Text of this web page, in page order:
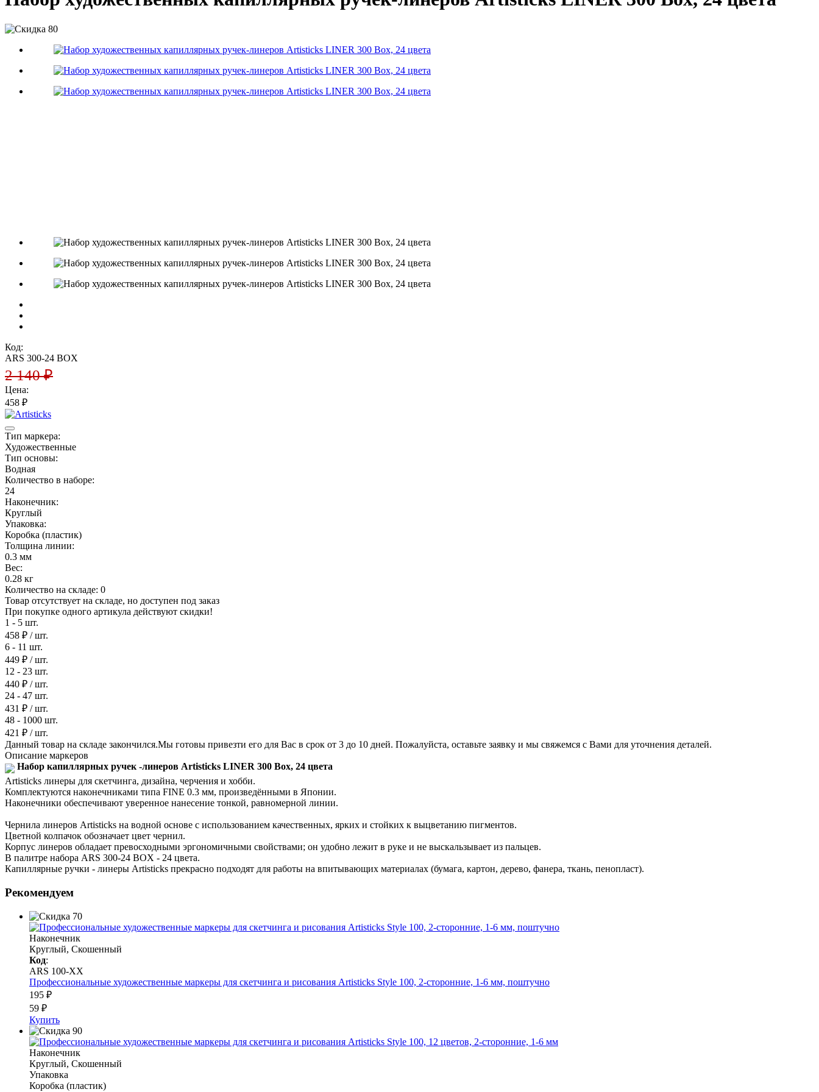
Код:
ARS 300-24 BOX
2 140₽
Цена:
458 ₽
Тип маркера:
Художественные
Тип основы:
Водная
Количество в наборе:
24
Наконечник:
Круглый
Упаковка:
Коробка (пластик)
Толщина линии:
0.3 мм
Вес:
0.28 кг
Количество на складе: 0
Товар отсутствует на складе, но доступен под заказ
При покупке одного артикула действуют скидки!
1 - 5 шт.
458 ₽ / шт.
6 - 11 шт.
449 ₽ / шт.
12 - 23 шт.
440 ₽ / шт.
24 - 47 шт.
431 ₽ / шт.
48 - 1000 шт.
421 ₽ / шт.
Данный товар на складе закончился.Мы готовы привезти его для Вас в срок от 3 до 10 дней. Пожалуйста, оставьте заявку и мы свяжемся с Вами для уточнения деталей.
Описание маркеров
Набор капиллярных ручек -линеров Artisticks LINER 300 Box, 24 цвета
Artisticks линеры для скетчинга, дизайна, черчения и хобби.
Комплектуются наконечниками типа FINE 0.3 мм, произведёнными в Японии.
Наконечники обеспечивают уверенное нанесение тонкой, равномерной линии.
Чернила линеров Artisticks на водной основе с использованием качественных, ярких и стойких к выцветанию пигментов.
Цветной колпачок обозначает цвет чернил.
Корпус линеров обладает превосходными эргономичными свойствами; он удобно лежит в руке и не выскальзывает из пальцев.
В палитре набора ARS 300-24 BOX - 24 цвета.
Капиллярные ручки - линеры Artisticks прекрасно подходят для работы на впитывающих материалах (бумага, картон, дерево, фанера, ткань, пенопласт).
Рекомендуем
Наконечник
Круглый, Скошенный
Код:
ARS 100-XX
Профессиональные художественные маркеры для скетчинга и рисования Artisticks Style 100, 2-сторонние, 1-6 мм, поштучно
195 ₽
59 ₽
Купить
Наконечник
Круглый, Скошенный
Упаковка
Коробка (пластик)